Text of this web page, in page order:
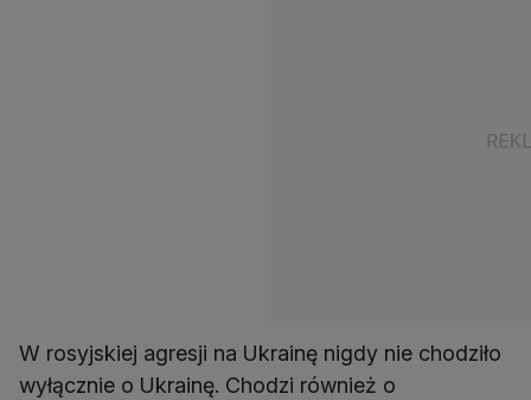
W rosyjskiej agresji na Ukrainę nigdy nie chodziło
wyłącznie o Ukrainę. Chodzi również o